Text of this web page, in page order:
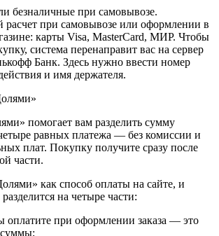
безналичные при самовывозе.
расчет при самовывозе или оформлении в
карты Visa, MasterCard, МИР. Чтобы
система перенаправит вас на сервер
Банк. Здесь нужно ввести номер
и имя держателя.
помогает вам разделить сумму
равных платежа — без комиссии и
плат. Покупку получите сразу после
части.
как способ оплаты на сайте, и
на четыре части:
при оформлении заказа — это
суммы;